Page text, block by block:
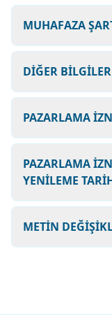
MUHAFAZA
DİĞER BİLGİLER
PAZARLAMA
PAZARLAMA
YENİLEME
METİN